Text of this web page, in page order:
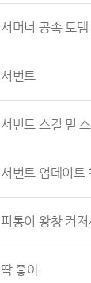
서머너 공속 토템
서번트
서번트 스킬 믿
서번트 업데이트
피통이 왕창 커
딱 좋아